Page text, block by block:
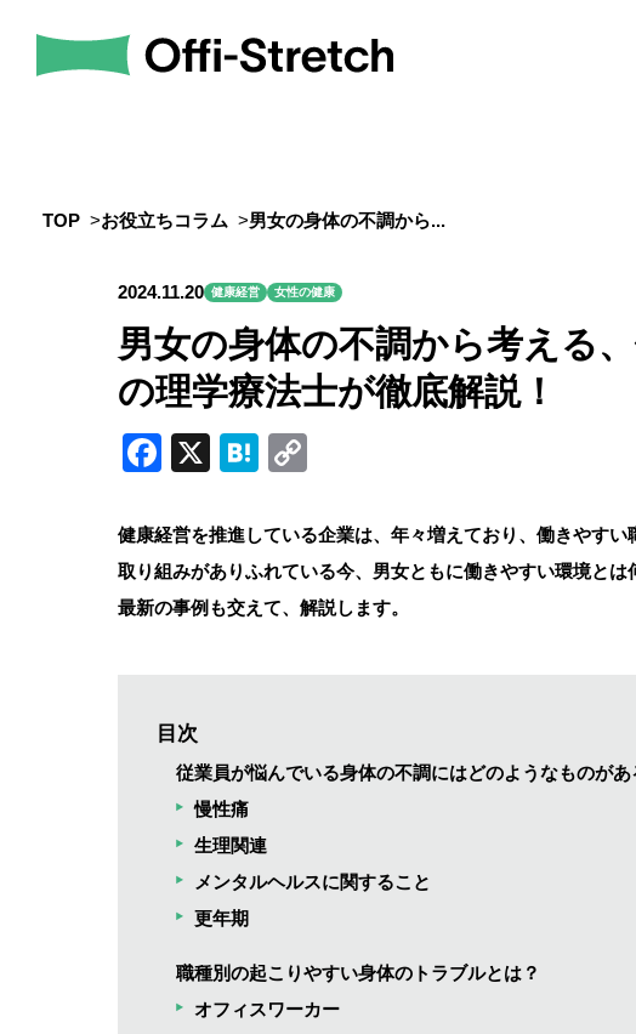
TOP お役立ちコラム 男女の身体の不調から...
2024.11.20 健康経営 女性の健康
男女の身体の不調から考える
の理学療法士が徹底解説！
Facebook
X Hatena
健康経営を推進している企業は、年々増えており、働きやす
取り組みがありふれている今、男女ともに働きやすい環境と
最新の事例も交えて、解説します。
目次
従業員が悩んでいる身体の不調にはどのようなものがあ
慢性痛
生理関連
メンタルヘルスに関すること
更年期
職種別の起こりやすい身体のトラブルとは？
オフィスワーカー